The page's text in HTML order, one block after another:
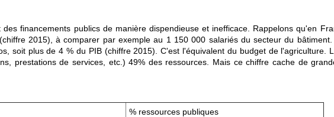
financements publics de manière dispendieuse et inefficace. Rappelons qu'en
2015), à comparer par exemple au 1 150 000 salariés du secteur du
soit plus de 4 % du PIB (chiffre 2015). C'est l'équivalent du budget de l'agriculture.
prestations de services, etc.) 49% des ressources. Mais ce chiffre cache de
% ressources publiques